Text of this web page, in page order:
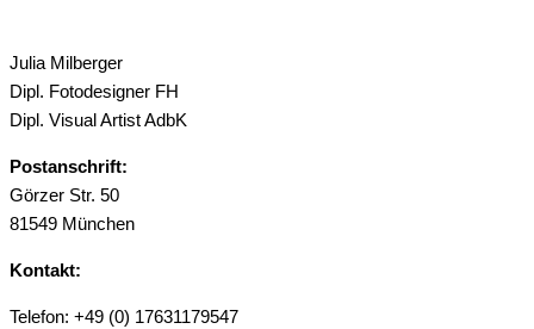
Julia Milberger
Dipl. Fotodesigner FH
Dipl. Visual Artist AdbK
Postanschrift:
Görzer Str. 50
81549 München
Kontakt:
Telefon: +49 (0) 17631179547